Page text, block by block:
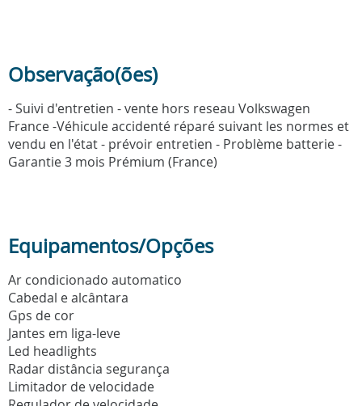
Observação(ões)
- Suivi d'entretien - vente hors reseau Volkswagen
France -Véhicule accidenté réparé suivant les normes et
vendu en l'état - prévoir entretien - Problème batterie -
Garantie 3 mois Prémium (France)
Equipamentos/Opções
Ar condicionado automatico
Cabedal e alcântara
Gps de cor
Jantes em liga-leve
Led headlights
Radar distância segurança
Limitador de velocidade